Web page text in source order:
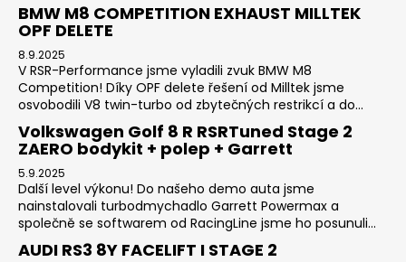
BMW M8 COMPETITION EXHAUST MILLTEK
OPF DELETE
8.9.2025
V RSR-Performance jsme vyladili zvuk BMW M8
Competition! Díky OPF delete řešení od Milltek jsme
osvobodili V8 twin-turbo od zbytečných restrikcí a do...
Volkswagen Golf 8 R RSRTuned Stage 2
ZAERO bodykit + polep + Garrett
5.9.2025
Další level výkonu! Do našeho demo auta jsme
nainstalovali turbodmychadlo Garrett Powermax a
společně se softwarem od RacingLine jsme ho posunuli...
AUDI RS3 8Y FACELIFT I STAGE 2